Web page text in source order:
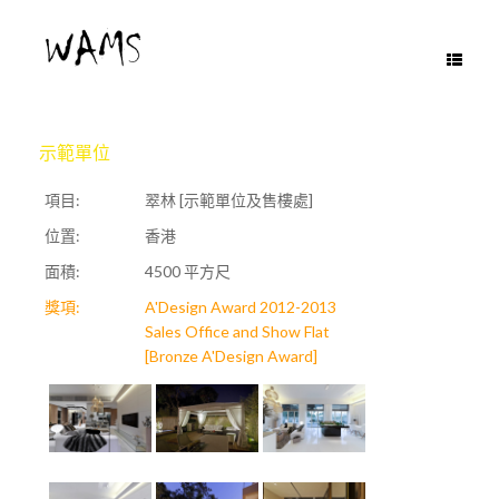
content
示範單位
項目:
翠林 [示範單位及售樓處]
位置:
香港
面積:
4500 平方尺
獎項:
A'Design Award 2012-2013
Sales Office and Show Flat
[Bronze A'Design Award]